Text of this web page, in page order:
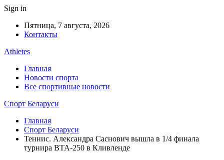
Sign in
Пятница, 7 августа, 2026
Контакты
Athletes
Главная
Новости спорта
Все спортивные новости
Спорт Беларуси
Главная
Спорт Беларуси
Теннис. Александра Саснович вышла в 1/4 финала
турнира ВТА-250 в Кливленде